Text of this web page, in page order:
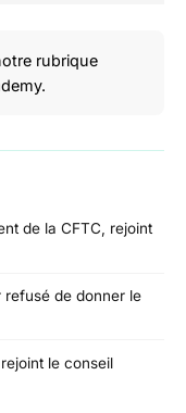
rubrique
de la CFTC, rejoint
refusé de donner le
le conseil